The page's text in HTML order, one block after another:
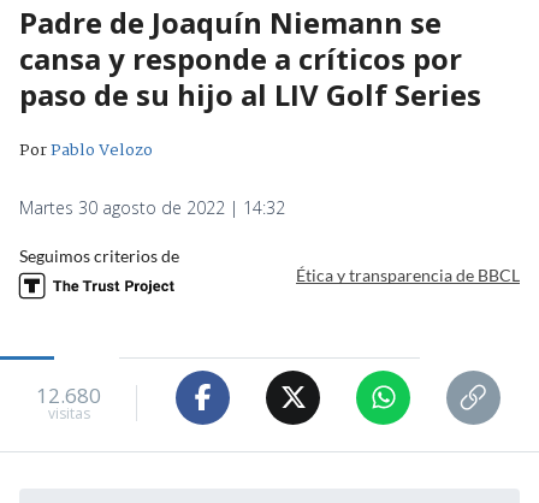
Padre de Joaquín Niemann se
cansa y responde a críticos por
paso de su hijo al LIV Golf Series
PorPablo Velozo
Martes 30 agosto de 2022 | 14:32
Seguimos criterios de
Ética y transparencia de BBCL
12.680
visitas